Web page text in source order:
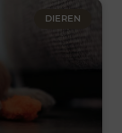
DIEREN